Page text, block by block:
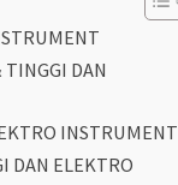
DAN
INSTRUMENT
DAN ELEKTRO